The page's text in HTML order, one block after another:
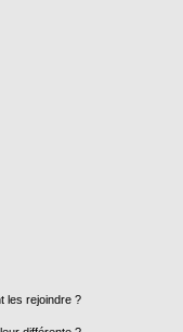
les rejoindre ?